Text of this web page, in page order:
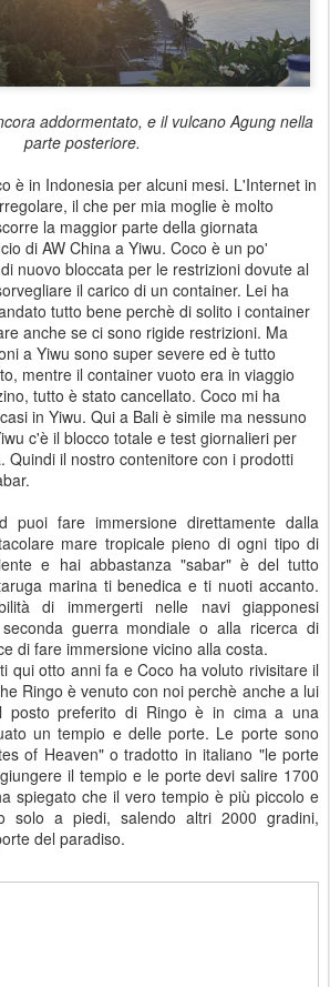
addormentato, e il vulcano Agung nella
parte posteriore.
è in Indonesia per alcuni mesi. L'Internet in
il che per mia moglie è molto
la maggior parte della giornata
di AW China a Yiwu. Coco è un po'
nuovo bloccata per le restrizioni dovute al
il carico di un container. Lei ha
tutto bene perchè di solito i container
anche se ci sono rigide restrizioni. Ma
a Yiwu sono super severe ed è tutto
mentre il container vuoto era in viaggio
tutto è stato cancellato. Coco mi ha
in Yiwu. Qui a Bali è simile ma nessuno
c'è il blocco totale e test giornalieri per
Quindi il nostro contenitore con i prodotti
puoi fare immersione direttamente dalla
mare tropicale pieno di ogni tipo di
e hai abbastanza "sabar" è del tutto
marina ti benedica e ti nuoti accanto.
di immergerti nelle navi giapponesi
guerra mondiale o alla ricerca di
di fare immersione vicino alla costa.
qui otto anni fa e Coco ha voluto rivisitare il
Ringo è venuto con noi perchè anche a lui
posto preferito di Ringo è in cima a una
un tempio e delle porte. Le porte sono
of Heaven" o tradotto in italiano "le porte
il tempio e le porte devi salire 1700
spiegato che il vero tempio è più piccolo e
solo a piedi, salendo altri 2000 gradini,
del paradiso.